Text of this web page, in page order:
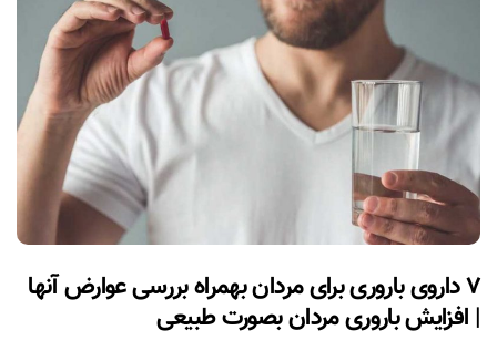
۷ داروی باروری برای مردان بهمراه بررسی عوارض آنها
| افزایش باروری مردان بصورت طبیعی